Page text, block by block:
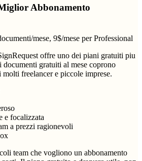
Abbonamento
mese, 9$/mese per Professional
offre uno dei piani gratuiti piu
documenti gratuiti al mese coprono
molti freelancer e piccole imprese.
e focalizzata
a prezzi ragionevoli
team che vogliono un abbonamento